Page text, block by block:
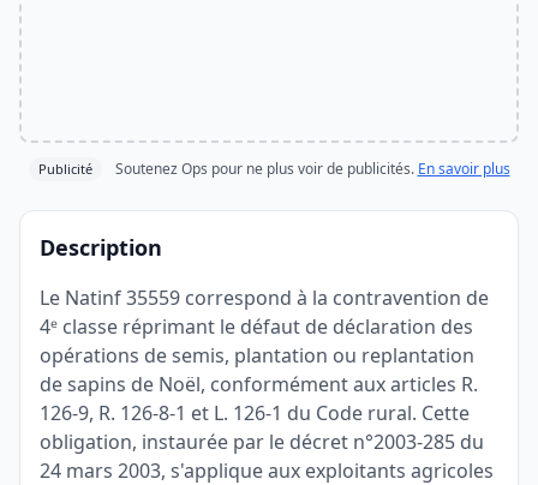
Publicité Soutenez Ops pour ne plus voir de publicités. En savoir plus
Description
Le Natinf 35559 correspond à la contravention de
4ᵉ classe réprimant le défaut de déclaration des
opérations de semis, plantation ou replantation
de sapins de Noël, conformément aux articles R.
126-9, R. 126-8-1 et L. 126-1 du Code rural. Cette
obligation, instaurée par le décret n°2003-285 du
24 mars 2003, s'applique aux exploitants agricoles